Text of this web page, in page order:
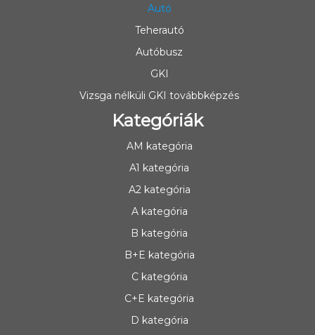
Autó
Teherautó
Autóbusz
GKI
Vizsga nélküli GKI továbbképzés
Kategóriák
AM kategória
A1 kategória
A2 kategória
A kategória
B kategória
B+E kategória
C kategória
C+E kategória
D kategória